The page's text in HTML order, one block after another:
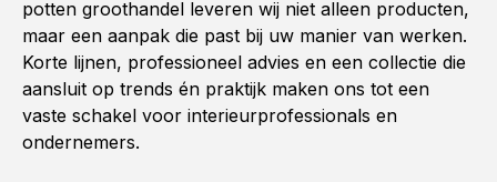
potten groothandel leveren wij niet alleen producten,
maar een aanpak die past bij uw manier van werken.
Korte lijnen, professioneel advies en een collectie die
aansluit op trends én praktijk maken ons tot een
vaste schakel voor interieurprofessionals en
ondernemers.